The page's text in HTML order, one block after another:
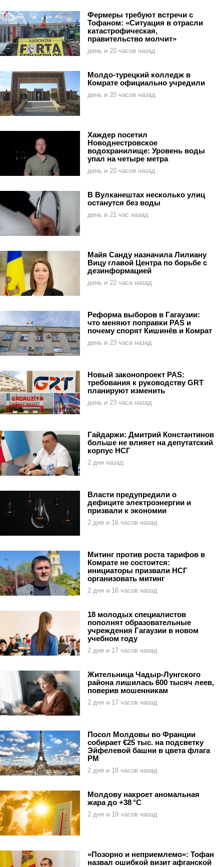
Фермеры требуют встречи с
Тофаном: «Ситуация в отрасли
катастрофическая,
правительство молчит»
день и 20 часов назад
Молдо-турецкий колледж в
Комрате официально учредили
день и 20 часов назад
Хаждер посетил
Новоднестровское
водохранилище: Уровень воды
упал на четыре метра
день и 20 часов назад
В Вулканештах несколько улиц
останутся без воды
день и 21 час назад
Майя Санду назначила Лилиану
Вицу главой Центра по борьбе с
дезинформацией
день и 22 часа назад
Реформа выборов в Гагаузии:
что меняют поправки PAS и
почему спорят Кишинёв и Комрат
день и 23 часа назад
Новый законопроект PAS:
требования к руководству GRT
планируют изменить
день и 23 часа назад
Гайдаржи: Дмитрий Константинов
больше не влияет на депутатский
корпус НСГ
2 дня назад
Власти предупредили о
дефиците электроэнергии и
призвали к экономии
2 дня и 16 часов назад
Митинг против роста тарифов в
Комрате не состоится:
инициаторы призвали НСГ
организовать митинг
2 дня и 16 часов назад
18 молодых специалистов
пополнят образовательные
учреждения Гагаузии в новом
учебном году
2 дня и 17 часов назад
Жительница Чадыр-Лунгского
района лишилась 600 тысяч леев,
поверив мошенникам
2 дня и 17 часов назад
Посол Молдовы во Франции
собирает €25 тыс. на подсветку
Эйфелевой башни в цвета флага
РМ
2 дня и 18 часов назад
Молдову накроет аномальная
жара до +38 °C
2 дня и 19 часов назад
«Позорно и неприемлемо»: Тофан
назвал ошибкой визит афганской